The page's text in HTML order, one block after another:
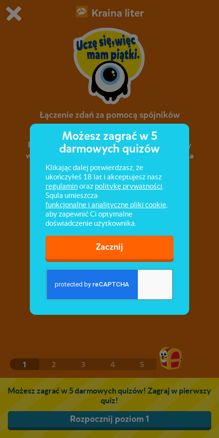
Grasz w wersję demonstracyjną Squli
Kup teraz!
0 1
Kraina liter
Łączenie zdań za pomocą spójników
Przekształcanie zdań prostych w złożone, przy
wykorzystaniu spójników. Spójniki, które można
zastąpić innymi, bez wpływu na sens zdania.
1 2 3 4 5
Możesz zagrać w 5 darmowych quizów! Zagraj w pierwszy
quiz!
Rozpocznij poziom 1
Możesz zagrać w 5
darmowych quizów
Klikając dalej potwierdzasz, że
ukończyłeś 18 lat i akceptujesz nasz
regulaminoraz politykę prywatności
Squla umieszcza
funkcjonalne i analityczne pliki cookie
aby zapewnić Ci optymalne
doświadczenie użytkownika.
Zacznij